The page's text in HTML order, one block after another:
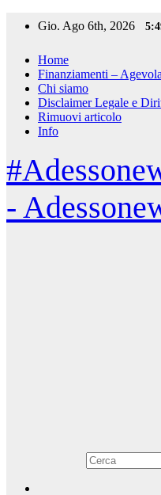
Gio. Ago 6th, 2026
Home
Finanziamenti –
Chi siamo
Disclaimer Legale e
Rimuovi articolo
Info
-